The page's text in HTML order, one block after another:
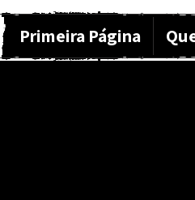
Primeira Página